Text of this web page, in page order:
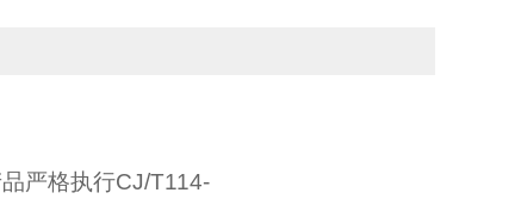
严格执行CJ/T114-